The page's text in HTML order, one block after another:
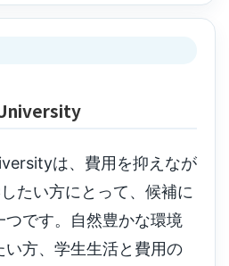
は、費用を抑えなが
たい方にとって、候補に
つです。自然豊かな環境
い方、学生生活と費用の